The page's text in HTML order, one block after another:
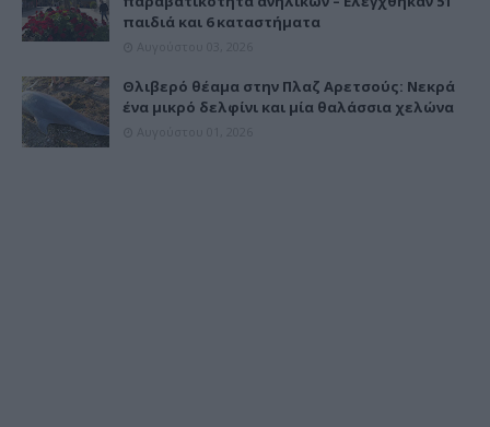
παιδιά και 6 καταστήματα
Θλιβερό θέαμα στην Πλαζ Αρετσούς: Νεκρά
ένα μικρό δελφίνι και μία θαλάσσια χελώνα